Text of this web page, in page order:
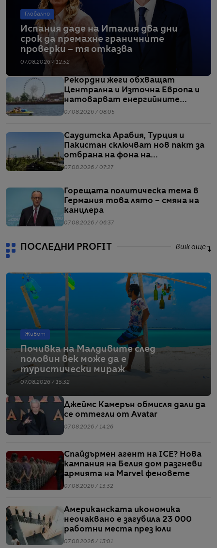
Глобално
Испания даде на Италия два дни
срок да премахне граничните
проверки – тя отказва
07.08.2026 / 12:52
Рекордни жеги обхващат
Централна и Източна Европа и
натоварват енергийните
системи
07.08.2026 / 08:05
Саудитска Арабия, Турция и
Пакистан сключват нов пакт за
отбрана на фона на
напрежението между САЩ и Иран
07.08.2026 / 07:27
Горещата политическа тема в
Германия това лято – смяна на
канцлера
07.08.2026 / 06:37
ПОСЛЕДНИ PROFIT виж още
Живот
Почивка на Малдивите след
половин век може да е
туристически мираж
07.08.2026 / 15:32
Джеймс Камерън обмисля дали да
се оттегли от Avatar
07.08.2026 / 14:26
Спайдърмен агент на ICE? Нова
кампания на Белия дом разгневи
армията на Marvel феновете
07.08.2026 / 13:32
Американската икономика
неочаквано е загубила 23 000
работни места през юли
07.08.2026 / 13:01